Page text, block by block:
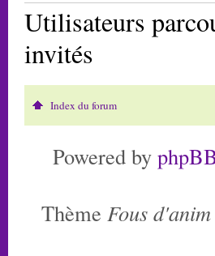
Utilisateurs
invités
Index du forum
Powered by
Thème Fous d'anim